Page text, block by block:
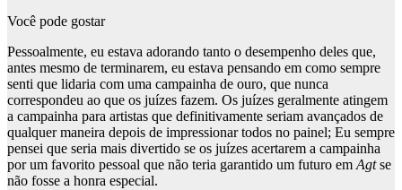
Você pode gostar
Pessoalmente, eu estava adorando tanto o desempenho deles que,
antes mesmo de terminarem, eu estava pensando em como sempre
senti que lidaria com uma campainha de ouro, que nunca
correspondeu ao que os juízes fazem. Os juízes geralmente atingem
a campainha para artistas que definitivamente seriam avançados de
qualquer maneira depois de impressionar todos no painel; Eu sempre
pensei que seria mais divertido se os juízes acertarem a campainha
por um favorito pessoal que não teria garantido um futuro emAgtse
não fosse a honra especial.